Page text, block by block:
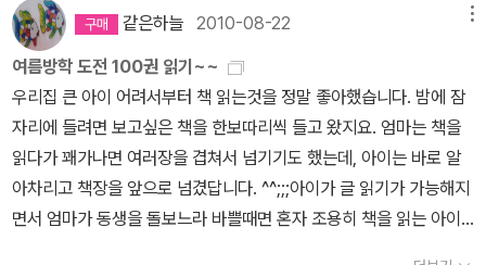
같은하늘 2010-08-22
여름방학 도전 100권 읽기~~
우리집 큰 아이 어려서부터 책 읽는것을 정말 좋아했습니다. 밤에 잠
자리에 들려면 보고싶은 책을 한보따리씩 들고 왔지요. 엄마는 책을
읽다가 꽤가나면 여러장을 겹쳐서 넘기기도 했는데, 아이는 바로 알
아차리고 책장을 앞으로 넘겼답니다. ^^;;;아이가 글 읽기가 가능해지
면서 엄마가 동생을 돌보느라 바쁠때면 혼자 조용히 책을 읽는 아이